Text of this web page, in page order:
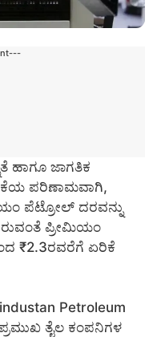
ಹಾಗೂ ಜಾಗತಿಕ
ಪರಿಣಾಮವಾಗಿ,
ಪೆಟ್ರೋಲ್ ದರವನ್ನು
ಪ್ರೀಮಿಯಂ
₹2.3ರವರೆಗೆ ಏರಿಕೆ
Petroleum
ತೈಲ ಕಂಪನಿಗಳ